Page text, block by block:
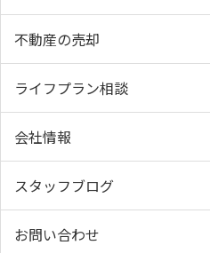
不動産の売却
ライフプラン相談
会社情報
スタッフブログ
お問い合わせ